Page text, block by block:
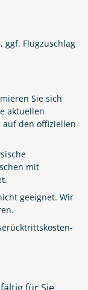
ggf. Flugzuschlag
Sie sich
aktuellen
auf den offiziellen
mit
geeignet. Wir